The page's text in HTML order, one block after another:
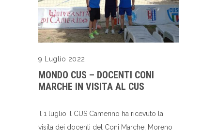
9 Luglio 2022
MONDO CUS – DOCENTI CONI
MARCHE IN VISITA AL CUS
Il 1 luglio il CUS Camerino ha ricevuto la
visita dei docenti del Coni Marche, Moreno